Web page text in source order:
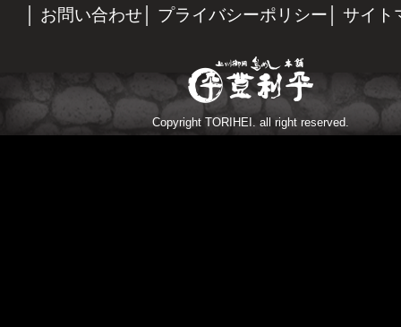
お問い合わせ
プライバシーポリシー サイト
Copyright TORIHEI. all right reserved.